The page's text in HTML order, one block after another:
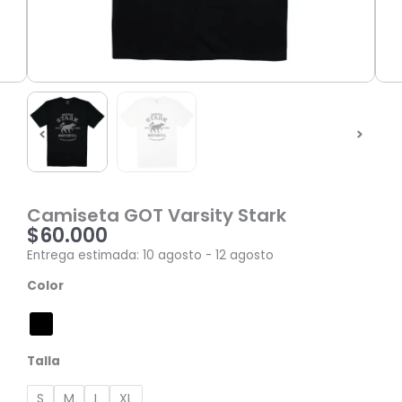
Camiseta GOT Varsity Stark
$60.000
Entrega estimada: 10 agosto - 12 agosto
Color
Talla
Camiseta
Varsity
Stark
cantidad